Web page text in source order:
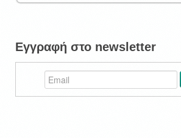
Εγγραφή στο newsletter